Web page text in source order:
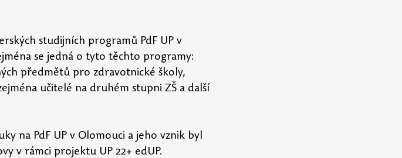
studijních programů PdF UP v
se jedná o tyto těchto programy:
předmětů pro zdravotnické školy,
učitelé na druhém stupni ZŠ a další
na PdF UP v Olomouci a jeho vznik byl
v rámci projektu UP 22+ edUP.